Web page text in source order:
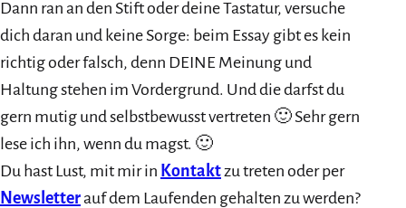
Dann ran an den Stift oder deine Tastatur, versuche
dich daran und keine Sorge: beim Essay gibt es kein
richtig oder falsch, denn DEINE Meinung und
Haltung stehen im Vordergrund. Und die darfst du
gern mutig und selbstbewusst vertreten 🙂 Sehr gern
lese ich ihn, wenn du magst. 🙂
Du hast Lust, mit mir in Kontaktzu treten oder per
Newsletterauf dem Laufenden gehalten zu werden?